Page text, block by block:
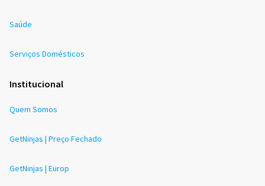
Saúde
Serviços Domésticos
Institucional
Quem Somos
GetNinjas | Preço Fechado
GetNinjas | Europ